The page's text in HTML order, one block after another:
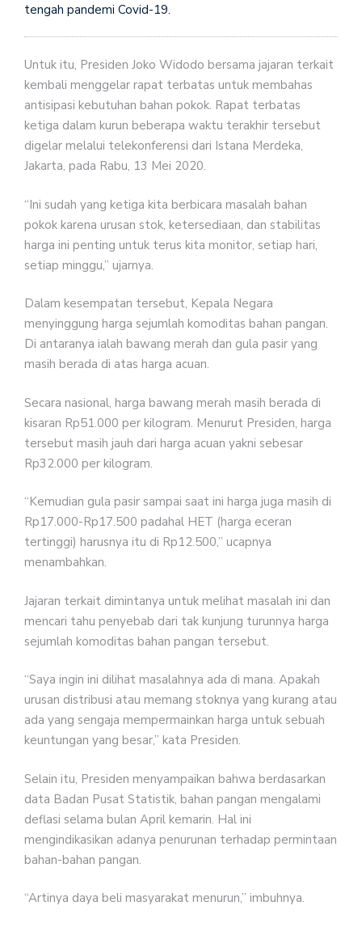
tengah pandemi Covid-19.
Untuk itu, Presiden Joko Widodo bersama jajaran terkait
kembali menggelar rapat terbatas untuk membahas
antisipasi kebutuhan bahan pokok. Rapat terbatas
ketiga dalam kurun beberapa waktu terakhir tersebut
digelar melalui telekonferensi dari Istana Merdeka,
Jakarta, pada Rabu, 13 Mei 2020.
“Ini sudah yang ketiga kita berbicara masalah bahan
pokok karena urusan stok, ketersediaan, dan stabilitas
harga ini penting untuk terus kita monitor, setiap hari,
setiap minggu,” ujarnya.
Dalam kesempatan tersebut, Kepala Negara
menyinggung harga sejumlah komoditas bahan pangan.
Di antaranya ialah bawang merah dan gula pasir yang
masih berada di atas harga acuan.
Secara nasional, harga bawang merah masih berada di
kisaran Rp51.000 per kilogram. Menurut Presiden, harga
tersebut masih jauh dari harga acuan yakni sebesar
Rp32.000 per kilogram.
“Kemudian gula pasir sampai saat ini harga juga masih di
Rp17.000-Rp17.500 padahal HET (harga eceran
tertinggi) harusnya itu di Rp12.500,” ucapnya
menambahkan.
Jajaran terkait dimintanya untuk melihat masalah ini dan
mencari tahu penyebab dari tak kunjung turunnya harga
sejumlah komoditas bahan pangan tersebut.
“Saya ingin ini dilihat masalahnya ada di mana. Apakah
urusan distribusi atau memang stoknya yang kurang atau
ada yang sengaja mempermainkan harga untuk sebuah
keuntungan yang besar,” kata Presiden.
Selain itu, Presiden menyampaikan bahwa berdasarkan
data Badan Pusat Statistik, bahan pangan mengalami
deflasi selama bulan April kemarin. Hal ini
mengindikasikan adanya penurunan terhadap permintaan
bahan-bahan pangan.
“Artinya daya beli masyarakat menurun,” imbuhnya.